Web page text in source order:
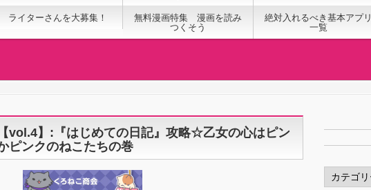
ライターさんを大募集！
無料漫画特集 漫画を読み
つくそう
絶対入れるべき基本アプリ
一覧
vol.4】:『はじめての日記』攻略☆乙女の心はピン
ピンクのねこたちの巻
カ
テ